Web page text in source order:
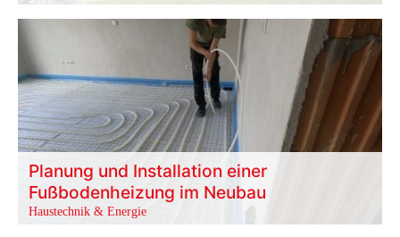
Planung und Installation einer
Fußbodenheizung im Neubau
Haustechnik & Energie